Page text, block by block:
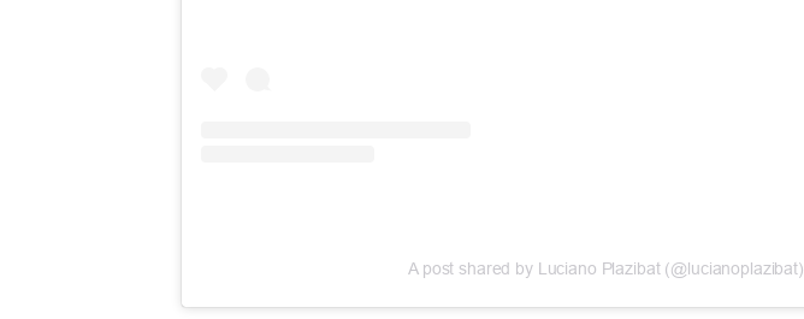
A post shared by Luciano Plazibat (@lucianoplazibat)